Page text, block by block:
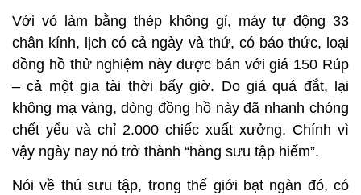
Với vỏ làm bằng thép không gỉ, máy tự động 33
chân kính, lịch có cả ngày và thứ, có báo thức, loại
đồng hồ thử nghiệm này được bán với giá 150 Rúp
– cả một gia tài thời bấy giờ. Do giá quá đắt, lại
không mạ vàng, dòng đồng hồ này đã nhanh chóng
chết yểu và chỉ 2.000 chiếc xuất xưởng. Chính vì
vậy ngày nay nó trở thành “hàng sưu tập hiếm”.
Nói về thú sưu tập, trong thế giới bạt ngàn đó, có